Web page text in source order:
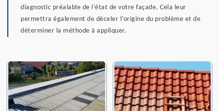
diagnostic préalable de l’état de votre façade. Cela leur
permettra également de déceler l’origine du problème et de
déterminer la méthode à appliquer.